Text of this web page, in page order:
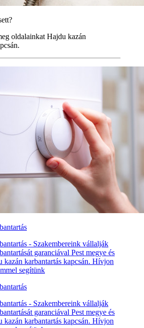
oldalainkat Hajdu kazán
- Szakembereink vállalják
garanciával Pest megye és
kazán karbantartás kapcsán. Hívjon
segítünk
- Szakembereink vállalják
garanciával Pest megye és
kazán karbantartás kapcsán. Hívjon